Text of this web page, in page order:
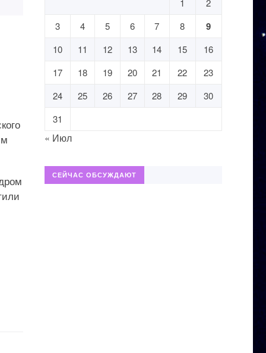
1
2
3
4 5 6 7 8 9
10 11 12 13 14 15
16
17
18 19 20 21 22
23
24
25 26 27 28 29
30
31
« Июл
СЕЙЧАС ОБСУЖДАЮТ